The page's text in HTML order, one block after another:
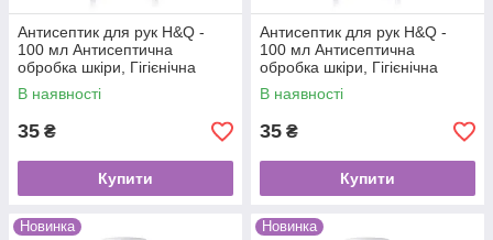
Антисептик для рук H&Q -
100 мл Антисептична
обробка шкіри, Гігієнічна
дезінфекція рук і шкіри, Руки,
Зелений чай
В наявності
35 ₴
Купити
Антисептик для рук H&Q -
100 мл Антисептична
обробка шкіри, Гігієнічна
дезінфекція рук і шкіри, Руки,
Лимон
В наявності
35 ₴
Купити
Новинка Новинка